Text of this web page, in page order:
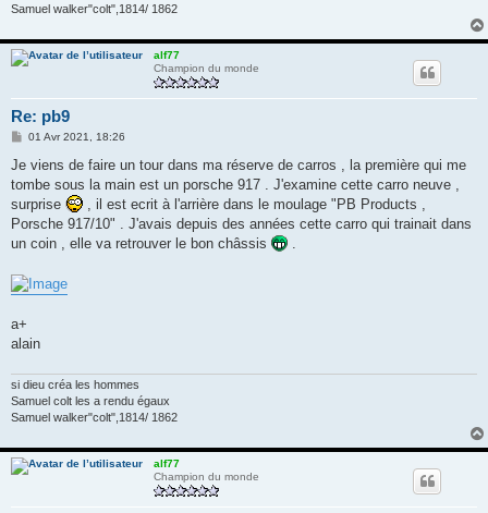
Samuel walker"colt",1814/ 1862
alf77
Champion du monde
Re: pb9
M
s
a
g
01 Avr 2021, 18:26
Je viens de faire un tour dans ma réserve de carros , la première qui me
tombe sous la main est un porsche 917 . J'examine cette carro neuve ,
surprise
, il est ecrit à l'arrière dans le moulage "PB Products ,
Porsche 917/10" . J'avais depuis des années cette carro qui trainait dans
un coin , elle va retrouver le bon châssis
.
a+
alain
si dieu créa les hommes
Samuel colt les a rendu égaux
Samuel walker"colt",1814/ 1862
alf77
Champion du monde